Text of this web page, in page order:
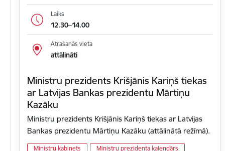
Laiks
12.30–14.00
Atrašanās vieta
attālināti
Ministru prezidents Krišjānis Kariņš tiekas
ar Latvijas Bankas prezidentu Mārtiņu
Kazāku
Ministru prezidents Krišjānis Kariņš tiekas ar Latvijas
Bankas prezidentu Mārtiņu Kazāku (attālinātā režīmā).
Ministru kabinets Ministru prezidenta kalendārs